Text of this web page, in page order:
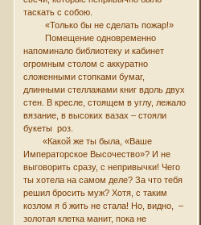
таскать с собою.
«Только бы не сделать пожар!»
Помещение одновременно
напоминало библиотеку и кабинет
огромным столом с аккуратно
сложенными стопками бумаг,
длинными стеллажами книг вдоль двух
стен. В кресле, стоящем в углу, лежало
вязание, в высоких вазах – стояли
букеты роз.
«Какой же ты была, «Ваше
Императорское Высочество»? И не
выговорить сразу, с непривычки! Чего
ты хотела на самом деле? За что тебя
решил бросить муж? Хотя, с таким
козлом я б жить не стала! Но, видно, –
золотая клетка манит, пока не